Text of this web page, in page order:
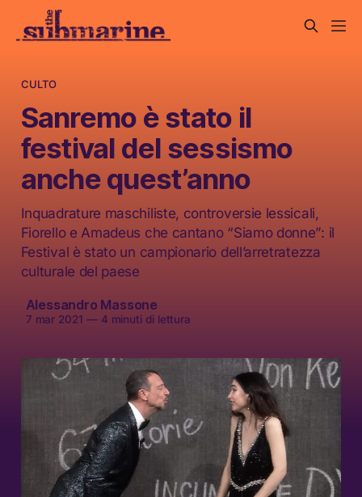
CULTO
Sanremo è stato il
festival del sessismo
anche quest’anno
Inquadrature maschiliste, controversie lessicali,
Fiorello e Amadeus che cantano “Siamo donne”: il
Festival è stato un campionario dell’arretratezza
culturale del paese
Alessandro Massone
7 mar 2021 —4 minuti di lettura